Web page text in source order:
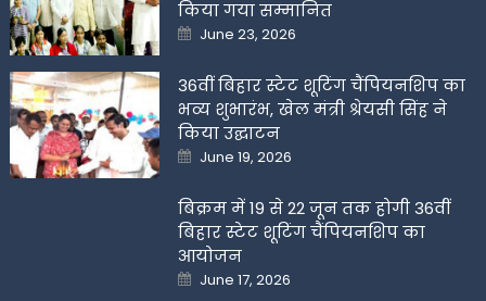
किया गया सम्मानित
Posted
on
June 23, 2026
36वीं बिहार स्टेट शूटिंग चैंपियनशिप का
भव्य शुभारंभ, खेल मंत्री श्रेयसी सिंह ने
किया उद्घाटन
Posted
on
June 19, 2026
बिक्रम में 19 से 22 जून तक होगी 36वीं
बिहार स्टेट शूटिंग चैंपियनशिप का
आयोजन
Posted
on
June 17, 2026